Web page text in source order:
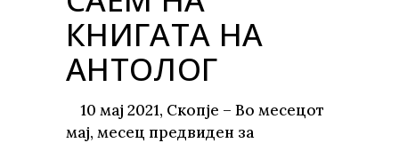
КНИГАТА НА
АНТОЛОГ
10 мај 2021, Скопје – Во месецот
мај, месец предвиден за